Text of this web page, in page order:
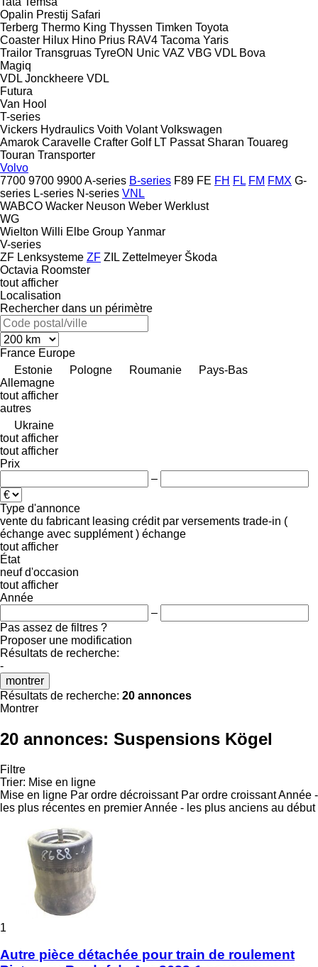
Opalin Prestij Safari
Terberg Thermo King Thyssen Timken Toyota
Coaster Hilux Hino Prius RAV4 Tacoma Yaris
Trailor Transgruas TyreON Unic VAZ VBG VDL Bova
Magiq
VDL Jonckheere VDL
Futura
Van Hool
T-series
Vickers Hydraulics Voith Volant Volkswagen
Amarok Caravelle Crafter Golf LT Passat Sharan Touareg
Touran Transporter
Volvo
7700 9700 9900A-series B-series F89 FE FH FL FM FMX G-
series L-series N-series VNL
WABCO Wacker Neuson Weber Werklust
WG
Wielton Willi Elbe Group Yanmar
V-series
ZF Lenksysteme ZF ZIL Zettelmeyer Škoda
Octavia Roomster
tout afficher
Localisation
Rechercher dans un périmètre
France Europe
Estonie
Pologne Roumanie
Pays-Bas
Allemagne
tout afficher
autres
Ukraine
tout afficher
tout afficher
Prix
–
Type d'annonce
vente du fabricant leasing crédit par versements trade-in (
échange avec supplément ) échange
tout afficher
État
neuf d'occasion
tout afficher
Année
–
Pas assez de filtres ?
Proposer une modification
Résultats de recherche:
-
montrer
Résultats de recherche: 20 annonces
Montrer
20 annonces: Suspensions Kögel
Filtre
Trier: Mise en ligne
Mise en ligne Par ordre décroissant Par ordre croissantAnnée -
les plus récentes en premierAnnée - les plus anciens au début
1
Autre pièce détachée pour train de roulement